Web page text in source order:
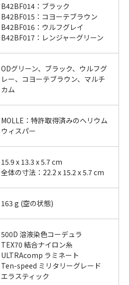
B42BF014：ブラック
B42BF015：コヨーテブラウン
B42BF016：ウルフグレイ
B42BF017：レンジャーグリーン
ODグリーン、ブラック、ウルフグ
レー、コヨーテブラウン、マルチ
カム
MOLLE：特許取得済みのヘリウム
ウィスパー
15.9 x 13.3 x 5.7 cm
全体の寸法：22.2 x 15.2 x 5.7 cm
163 g (空の状態)
500D 溶液染色コーデュラ
TEX70 結合ナイロン糸
ULTRAcomp ラミネート
Ten-speed ミリタリーグレード
エラスティック